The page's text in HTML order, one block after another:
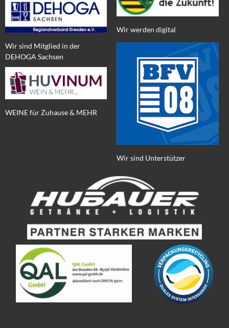
Wir sind Mitglied in der
DEHOGA Sachsen
WEINE für Zuhause & MEHR
Wir werden digital
Wir sind Unterstützer